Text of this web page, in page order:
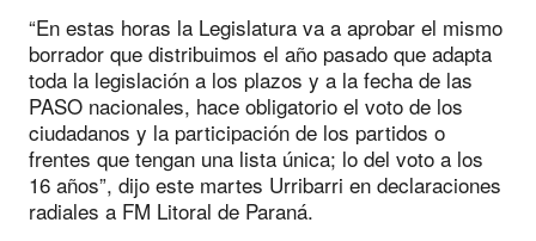
“En estas horas la Legislatura va a aprobar el mismo
borrador que distribuimos el año pasado que adapta
toda la legislación a los plazos y a la fecha de las
PASO nacionales, hace obligatorio el voto de los
ciudadanos y la participación de los partidos o
frentes que tengan una lista única; lo del voto a los
16 años”, dijo este martes Urribarri en declaraciones
radiales a FM Litoral de Paraná.